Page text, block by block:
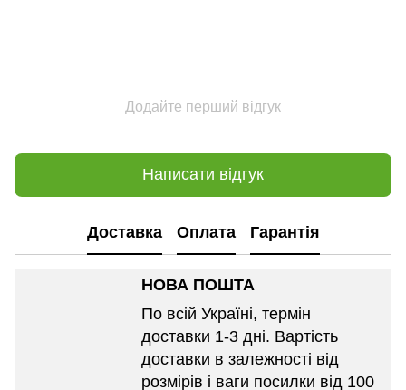
Додайте перший відгук
Написати відгук
Доставка Оплата Гарантія
НОВА ПОШТА
По всій Україні, термін
доставки 1-3 дні. Вартість
доставки в залежності від
розмірів і ваги посилки від 100